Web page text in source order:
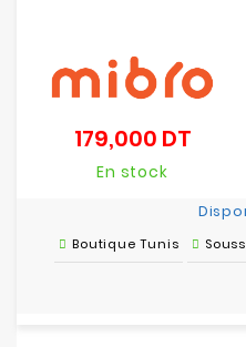
179,000 DTPrix
En stock
Boutique Tunis